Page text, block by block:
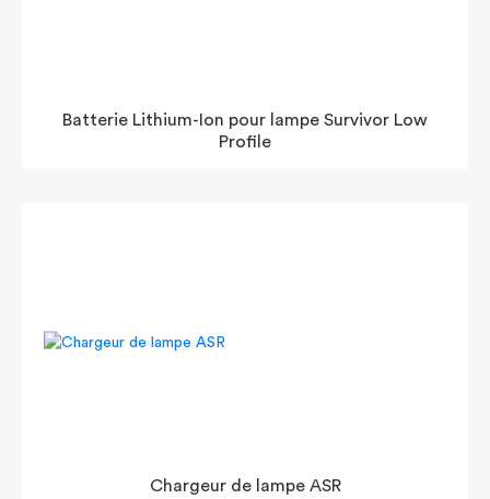
Batterie Lithium-Ion pour lampe Survivor Low
Profile
Chargeur de lampe ASR